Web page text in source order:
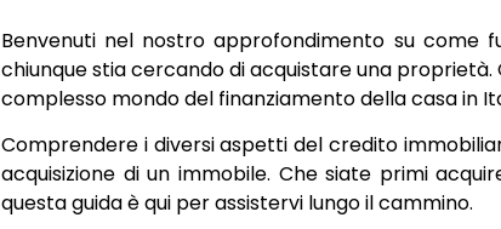
Benvenuti nel nostro approfondimento su come
chiunque stia cercando di acquistare una
complesso mondo del finanziamento della casa in
Comprendere i diversi aspetti del credito
acquisizione di un immobile. Che siate primi
questa guida è qui per assistervi lungo il cammino.